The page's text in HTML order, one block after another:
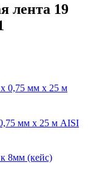
лента 19
мм x 25 м AISI